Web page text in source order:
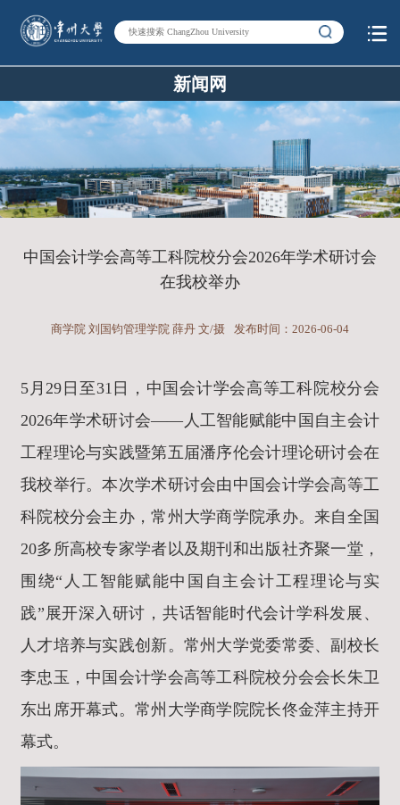
新闻网
中国会计学会高等工科院校分会2026年学术研讨会
在我校举办
商学院 刘国钧管理学院 薛丹 文/摄 发布时间：2026-06-04
5月29日至31日，中国会计学会高等工科院校分会
2026年学术研讨会——人工智能赋能中国自主会计
工程理论与实践暨第五届潘序伦会计理论研讨会在
我校举行。本次学术研讨会由中国会计学会高等工
科院校分会主办，常州大学商学院承办。来自全国
20多所高校专家学者以及期刊和出版社齐聚一堂，
围绕“人工智能赋能中国自主会计工程理论与实
践”展开深入研讨，共话智能时代会计学科发展、
人才培养与实践创新。 常州大学党委常委、副校长
李忠玉，中国会计学会高等工科院校分会会长朱卫
东出席开幕式。 常州大学商学院院长佟金萍主持开
幕式。